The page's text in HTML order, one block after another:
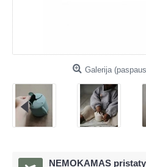
Galerija
NEMOKAMAS